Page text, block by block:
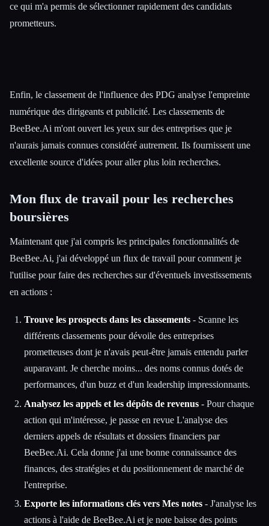
ce qui m'a permis de sélectionner rapidement des candidats
prometteurs.
Enfin, le classement de l'influence des PDG analyse l'empreinte
numérique des dirigeants et publicité. Les classements de
BeeBee.Ai m'ont ouvert les yeux sur des entreprises que je
n'aurais jamais connues considéré autrement. Ils fournissent une
excellente source d'idées pour aller plus loin recherches.
Mon flux de travail pour les recherches
boursières
Maintenant que j'ai compris les principales fonctionnalités de
BeeBee.Ai, j'ai développé un flux de travail pour comment je
l'utilise pour faire des recherches sur d'éventuels investissements
en actions :
Trouve les prospects dans les classements - Scanne les
différents classements pour dévoile des entreprises
prometteuses dont je n'avais peut-être jamais entendu parler
auparavant. Je cherche moins... des noms connus dotés de
performances, d'un buzz et d'un leadership impressionnants.
Analysez les appels et les dépôts de revenus - Pour chaque
action qui m'intéresse, je passe en revue L'analyse des
derniers appels de résultats et dossiers financiers par
BeeBee.Ai. Cela donne j'ai une bonne connaissance des
finances, des stratégies et du positionnement de marché de
l'entreprise.
Exporte les informations clés vers Mes notes - J'analyse les
actions à l'aide de BeeBee.Ai et je note baisse des points